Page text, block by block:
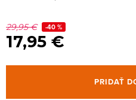
29,95 € -40 %
17,95 €
PRIDAŤ